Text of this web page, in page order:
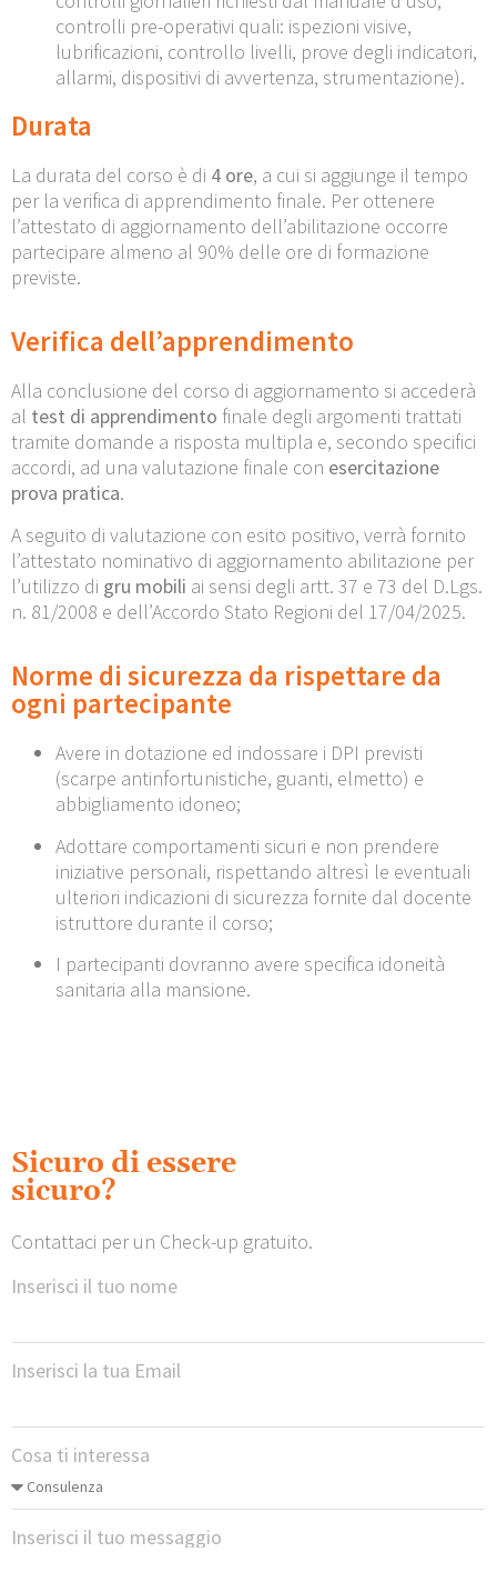
controlli pre-operativi quali: ispezioni visive,
lubrificazioni, controllo livelli, prove degli indicatori,
allarmi, dispositivi di avvertenza, strumentazione).
Durata
La durata del corso è di 4 ore, a cui si aggiunge il tempo
per la verifica di apprendimento finale. Per ottenere
l’attestato di aggiornamento dell’abilitazione occorre
partecipare almeno al 90% delle ore di formazione
previste.
Verifica dell’apprendimento
Alla conclusione del corso di aggiornamento si accederà
al test di apprendimento finale degli argomenti trattati
tramite domande a risposta multipla e, secondo specifici
accordi, ad una valutazione finale con esercitazione
prova pratica.
A seguito di valutazione con esito positivo, verrà fornito
l’attestato nominativo di aggiornamento abilitazione per
l’utilizzo di gru mobili ai sensi degli artt. 37 e 73 del D.Lgs.
n. 81/2008 e dell’Accordo Stato Regioni del 17/04/2025.
Norme di sicurezza da rispettare da
ogni partecipante
Avere in dotazione ed indossare i DPI previsti
(scarpe antinfortunistiche, guanti, elmetto) e
abbigliamento idoneo;
Adottare comportamenti sicuri e non prendere
iniziative personali, rispettando altresì le eventuali
ulteriori indicazioni di sicurezza fornite dal docente
istruttore durante il corso;
I partecipanti dovranno avere specifica idoneità
sanitaria alla mansione.
Sicuro di essere
sicuro?
Contattaci per un Check-up gratuito.
Inserisci il tuo nome
Inserisci la tua Email
Cosa ti interessa
Inserisci il tuo messaggio